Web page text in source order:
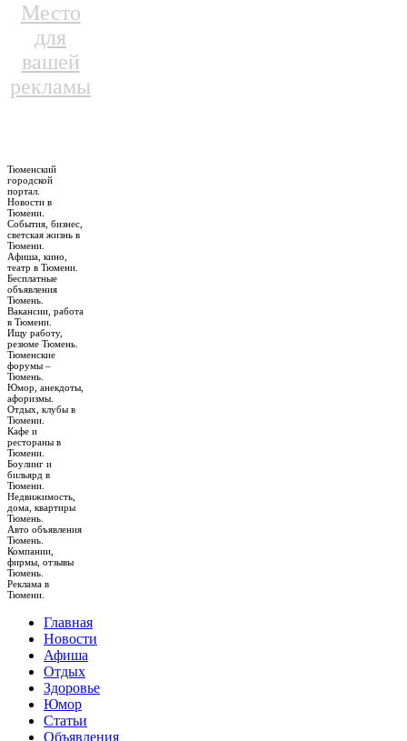
Место
для
вашей
рекламы
Тюменский
городской
портал.
Новости в
Тюмени.
События, бизнес,
светская жизнь в
Тюмени.
Афиша, кино,
театр в Тюмени.
Бесплатные
объявления
Тюмень.
Вакансии, работа
в Тюмени.
Ищу работу,
резюме Тюмень.
Тюменские
форумы –
Тюмень.
Юмор, анекдоты,
афоризмы.
Отдых, клубы в
Тюмени.
Кафе и
рестораны в
Тюмени.
Боулинг и
бильярд в
Тюмени.
Недвижимость,
дома, квартиры
Тюмень.
Авто объявления
Тюмень.
Компании,
фирмы, отзывы
Тюмень.
Реклама в
Тюмени.
Главная
Новости
Афиша
Отдых
Здоровье
Юмор
Статьи
Объявления